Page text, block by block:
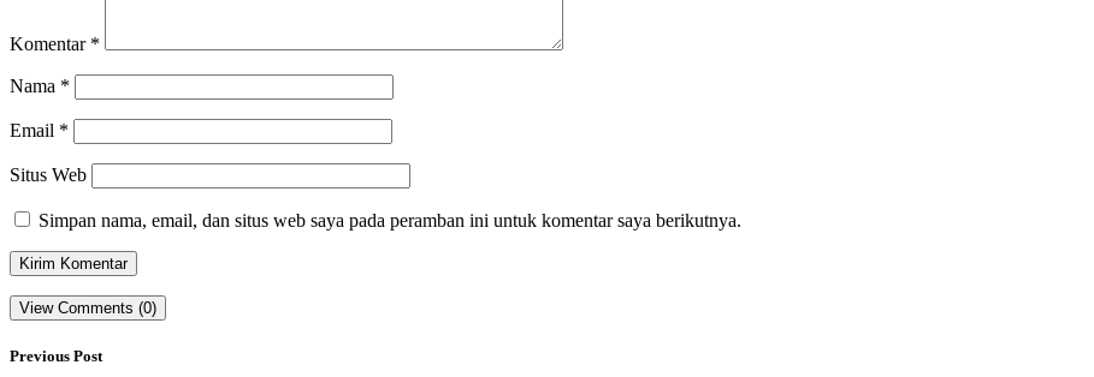
Komentar *
Nama *
Email *
Situs Web
Simpan nama, email, dan situs web saya pada peramban ini untuk komentar saya berikutnya.
View Comments (0)
Previous Post